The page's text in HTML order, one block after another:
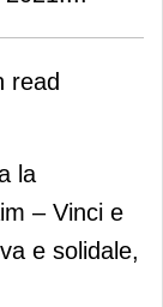
read
la
– Vinci e
e solidale,